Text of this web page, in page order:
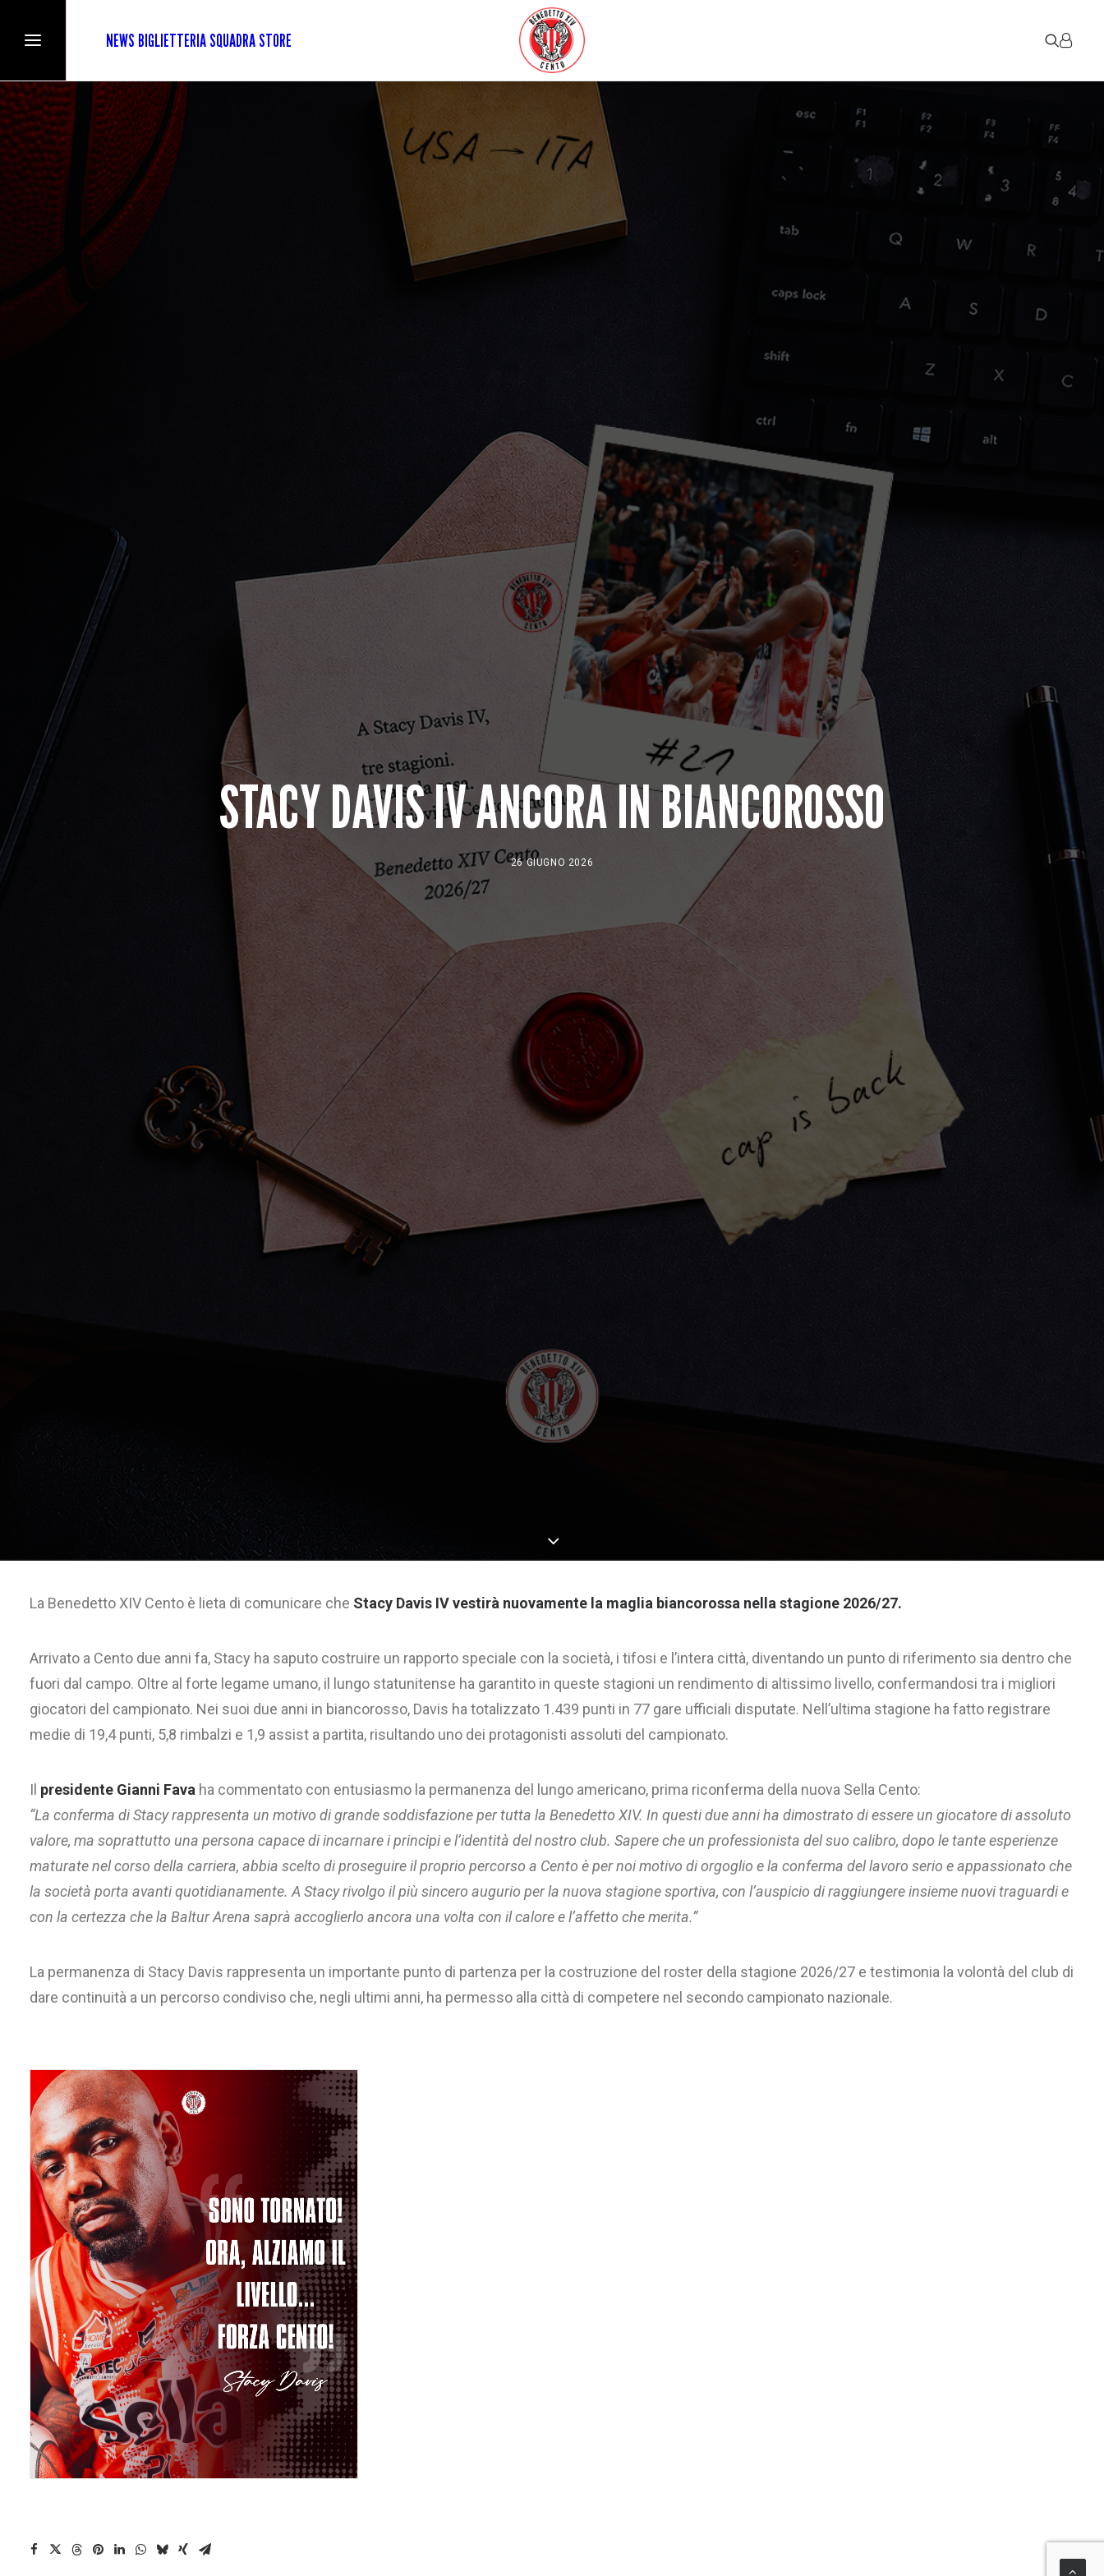
NEWS BIGLIETTERIA SQUADRA STORE
STACY DAVIS IV ANCORA IN BIANCOROSSO
26 GIUGNO 2026
La Benedetto XIV Cento è lieta di comunicare che Stacy Davis IV vestirà nuovamente la maglia biancorossa nella stagione 2026/27.
Arrivato a Cento due anni fa, Stacy ha saputo costruire un rapporto speciale con la società, i tifosi e l’intera città, diventando un punto di riferimento sia dentro che
fuori dal campo. Oltre al forte legame umano, il lungo statunitense ha garantito in queste stagioni un rendimento di altissimo livello, confermandosi tra i migliori
giocatori del campionato. Nei suoi due anni in biancorosso, Davis ha totalizzato 1.439 punti in 77 gare ufficiali disputate. Nell’ultima stagione ha fatto registrare
medie di 19,4 punti, 5,8 rimbalzi e 1,9 assist a partita, risultando uno dei protagonisti assoluti del campionato.
Il presidente Gianni Fava ha commentato con entusiasmo la permanenza del lungo americano, prima riconferma della nuova Sella Cento:
“La conferma di Stacy rappresenta un motivo di grande soddisfazione per tutta la Benedetto XIV. In questi due anni ha dimostrato di essere un giocatore di assoluto
valore, ma soprattutto una persona capace di incarnare i principi e l’identità del nostro club. Sapere che un professionista del suo calibro, dopo le tante esperienze
maturate nel corso della carriera, abbia scelto di proseguire il proprio percorso a Cento è per noi motivo diorgoglio e la conferma del lavoro serio e appassionato che
la società porta avantiquotidianamente. A Stacy rivolgo il più sincero augurio per la nuova stagione sportiva, con l’auspicio diraggiungere insieme nuovi traguardi e
con la certezza che la Baltur Arena saprà accoglierlo ancora una volta con il calore e l’affetto che merita.”
La permanenza di Stacy Davis rappresenta un importante punto di partenza per la costruzione del roster della stagione 2026/27 e testimonia la volontà del club di
dare continuità a un percorso condiviso che, negli ultimi anni, ha permesso alla città di competere nel secondo campionato nazionale.